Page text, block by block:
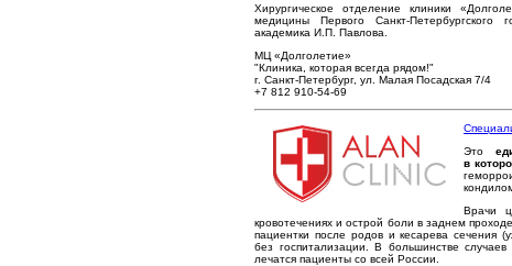
Хирургическое отделение клиники
медицины Первого Санкт-Петербургского
академика И.П. Павлова.
МЦ «Долголетие»
"Клиника, которая всегда рядом!"
г. Санкт-Петербург, ул. Малая Посадская 7/4
+7 812 910-54-69
Это
в
Врачи
кровотечениях и острой боли в заднем
пациентки после родов и кесарева сечения
без госпитализации. В большинстве
лечатся пациенты со всей России.